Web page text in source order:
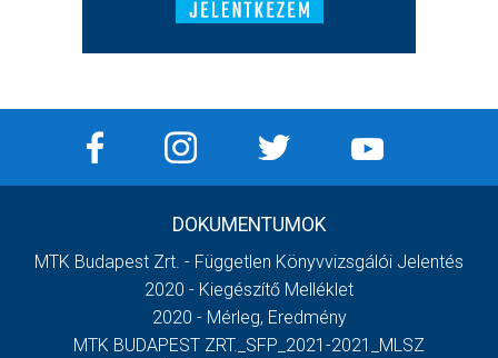
DOKUMENTUMOK
MTK Budapest Zrt. - Független Könyvvizsgálói Jelentés
2020 - Kiegészítő Melléklet
2020 - Mérleg, Eredmény
MTK BUDAPEST ZRT._SFP_2021-2021_MLSZ